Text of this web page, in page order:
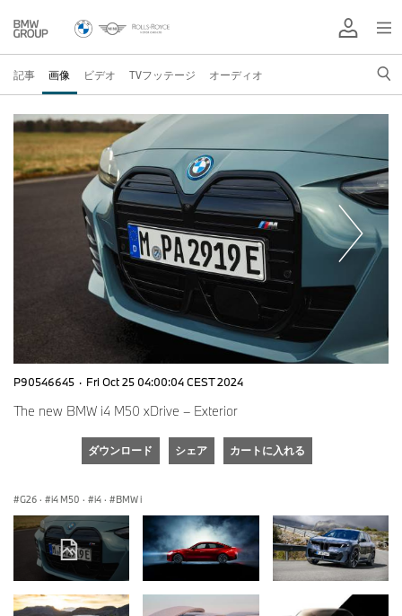
記事 画像 ビデオ TVフッテージ オーディオ
P90546645 · Fri Oct 25 04:00:04 CEST 2024
The new BMW i4 M50 xDrive – Exterior
ダウンロード シェア カートに入れる
G26 · i4 M50 · i4 · BMW i